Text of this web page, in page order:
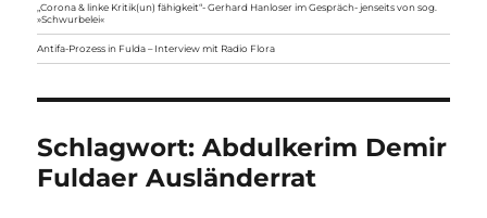
„Corona & linke Kritik(un) fähigkeit“- Gerhard Hanloser im Gespräch- jenseits von sog.
»Schwurbelei«
Antifa-Prozess in Fulda – Interview mit Radio Flora
Schlagwort:Abdulkerim Demir
Fuldaer Ausländerrat